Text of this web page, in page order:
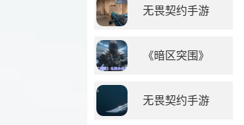
无畏契约手游
《暗区突围》
无畏契约手游